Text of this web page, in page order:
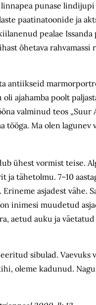
linnapea punase
paatinatoonide ja
pealae Issanda
õhetava rahvamassi
antiikseid
ajahamba poolt
valminud teos „Suur
tööga. Ma olen lagunev
ühest vormist teise.
tähetolmu. 7–10
asjadest vähe.
inimesi muudetud
aetud auku ja
sibulad.
oleme kadunud.